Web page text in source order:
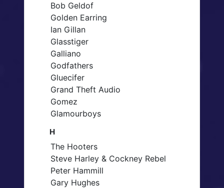
Bob Geldof
Golden Earring
Ian Gillan
Glasstiger
Galliano
Godfathers
Gluecifer
Grand Theft Audio
Gomez
Glamourboys
H
The Hooters
Steve Harley & Cockney Rebel
Peter Hammill
Gary Hughes